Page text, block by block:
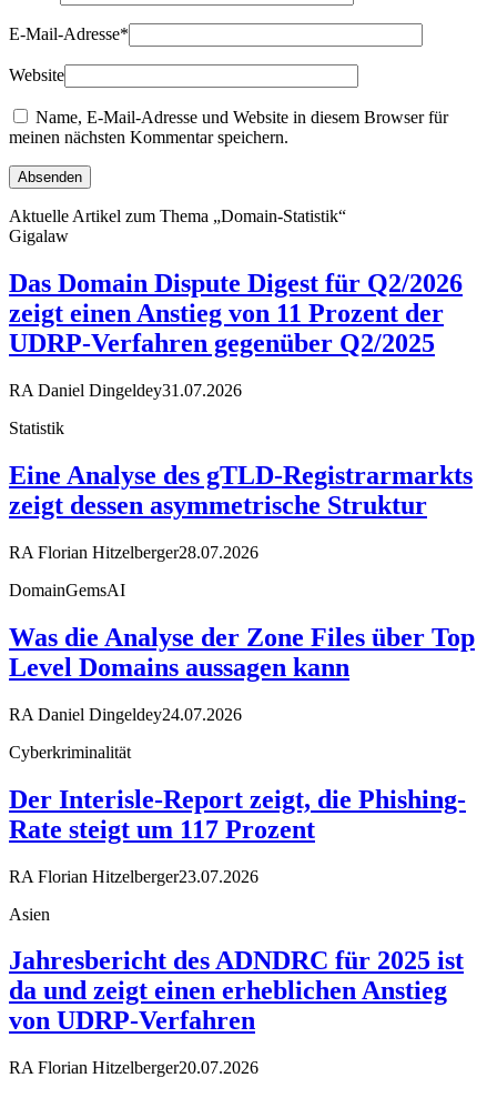
E-Mail-Adresse*
Website
Name, E-Mail-Adresse und Website in diesem Browser für
meinen nächsten Kommentar speichern.
Aktuelle Artikel zum Thema „Domain-Statistik“
Gigalaw
Das Domain Dispute Digest für Q2/2026
zeigt einen Anstieg von 11 Prozent der
UDRP-Verfahren gegenüber Q2/2025
RA Daniel Dingeldey31.07.2026
Statistik
Eine Analyse des gTLD-Registrarmarkts
zeigt dessen asymmetrische Struktur
RA Florian Hitzelberger28.07.2026
DomainGemsAI
Was die Analyse der Zone Files über Top
Level Domains aussagen kann
RA Daniel Dingeldey24.07.2026
Cyberkriminalität
Der Interisle-Report zeigt, die Phishing-
Rate steigt um 117 Prozent
RA Florian Hitzelberger23.07.2026
Asien
Jahresbericht des ADNDRC für 2025 ist
da und zeigt einen erheblichen Anstieg
von UDRP-Verfahren
RA Florian Hitzelberger20.07.2026